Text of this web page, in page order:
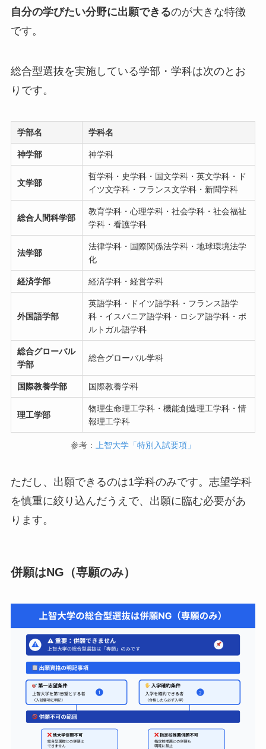
自分の学びたい分野に出願できるのが大きな特徴
です。
総合型選抜を実施している学部・学科は次のとお
りです。
学部名 学科名
神学部 神学科
文学部
哲学科・史学科・国文学科・英文学科・ド
イツ文学科・フランス文学科・新聞学科
総合人間科学部
教育学科・心理学科・社会学科・社会福祉
学科・看護学科
法学部
法律学科・国際関係法学科・地球環境法学
化
経済学部 経済学科・経営学科
外国語学部
英語学科・ドイツ語学科・フランス語学
科・イスパニア語学科・ロシア語学科・ポ
ルトガル語学科
総合グローバル
学部
総合グローバル学科
国際教養学部 国際教養学科
理工学部
物理生命理工学科・機能創造理工学科・情
報理工学科
参考： 上智大学「特別入試要項」
ただし、出願できるのは1学科のみです。志望学科
を慎重に絞り込んだうえで、出願に臨む必要があ
ります。
併願はNG（専願のみ）